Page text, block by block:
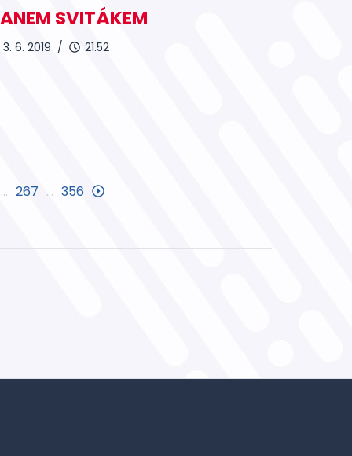
SVITÁKEM
3. 6. 2019 / 21.52
… 267 … 356